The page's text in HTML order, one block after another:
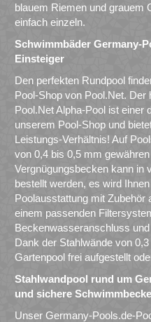
blauem Riemen und grauem
einfach einzeln.
Schwimmbäder Germany-
Einsteiger
Den perfekten Rundpool
Pool-Shop von Pool.Net.
Pool.Net Alpha-Pool ist einer
unserem Pool-Shop und
Leistungs-Verhältnis! Auf
von 0,4 bis 0,5 mm
Vergnügungsbecken kann in
bestellt werden, es wird
Poolausstattung mit Zubehör
einem passenden
Beckenwasseranschluss
Dank der Stahlwände von
Gartenpool frei aufgestellt
Stahlwandpool rund um
und sichere
Unser Germany-Pools.de-